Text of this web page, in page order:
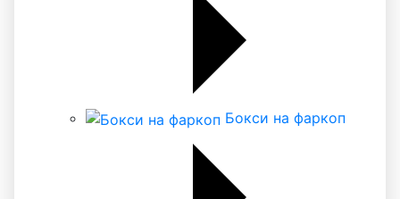
Бокси на фаркоп